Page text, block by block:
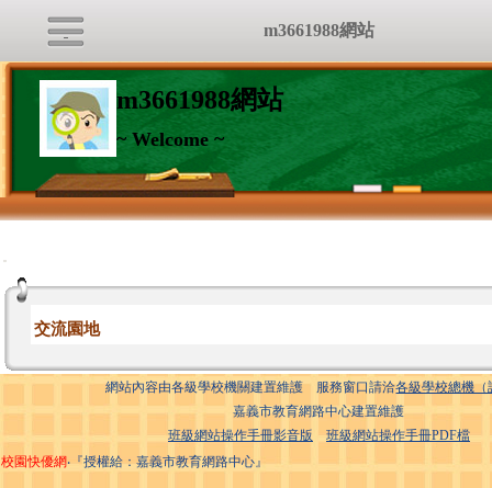
m3661988網站
~ Welcome ~
:::
交流園地
網站內容由各級學校機關建置維護 服務窗口請洽各級學校總機（
嘉義市教育網路中心建置維護
班級網站操作手冊影音版
班級網站操作手冊PDF檔
校園快優網‧『授權給：嘉義市教育網路中心』
m3661988網站